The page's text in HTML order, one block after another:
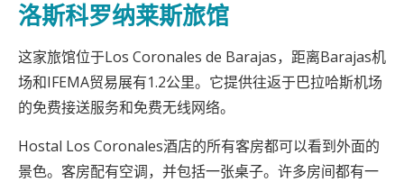
洛斯科罗纳莱斯旅馆
这家旅馆位于Los Coronales de Barajas，距离Barajas机
场和IFEMA贸易展有1.2公里。它提供往返于巴拉哈斯机场
的免费接送服务和免费无线网络。
Hostal Los Coronales酒店的所有客房都可以看到外面的
景色。客房配有空调，并包括一张桌子。许多房间都有一